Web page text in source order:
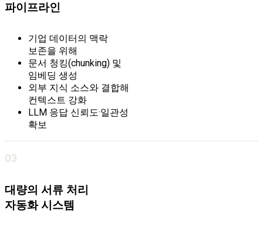
파이프라인
기업 데이터의 맥락
보존을 위해
문서 청킹(chunking) 및
임베딩 생성
외부 지식 소스와 결합해
컨텍스트 강화
LLM 응답 신뢰도·일관성
확보
03
대량의 서류 처리
자동화 시스템